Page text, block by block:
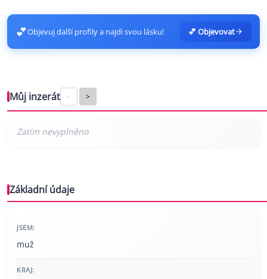
💕Objevuj další profily a najdi svou lásku! 💕 Objevovat
Můj inzerát < >
Základní údaje
JSEM:
muž
KRAJ: